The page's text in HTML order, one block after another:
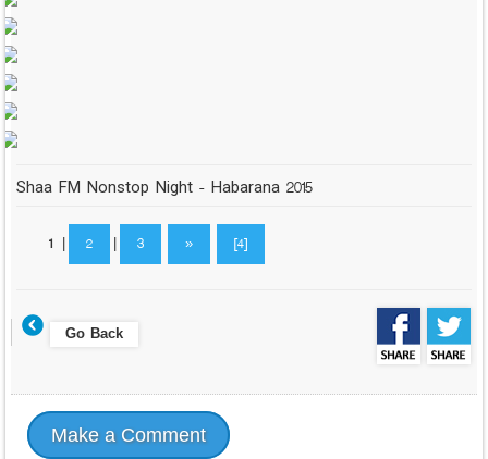
Shaa FM Nonstop Night - Habarana 2015
1| 2 3 » [4]
Go Back
Make a Comment